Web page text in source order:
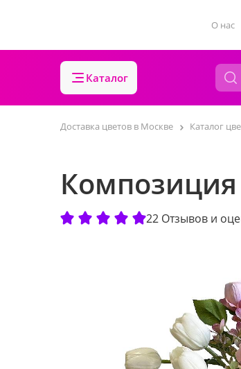
О нас
Каталог
Доставка цветов в Москве Каталог
22 Отзывов и